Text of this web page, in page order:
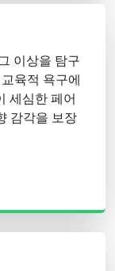
이상을 탐구
육적 욕구에
세심한 페어
감각을 보장